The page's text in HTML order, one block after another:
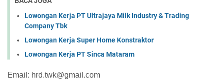
Lowongan Kerja PT Ultrajaya Milk Industry & Trading
Company Tbk
Lowongan Kerja Super Home Konstraktor
Lowongan Kerja PT Sinca Mataram
Email: hrd.twk@gmail.com